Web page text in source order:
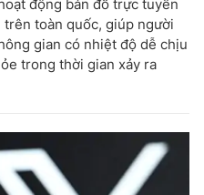
động bản đồ trực tuyến
toàn quốc, giúp người
gian có nhiệt độ dễ chịu
trong thời gian xảy ra